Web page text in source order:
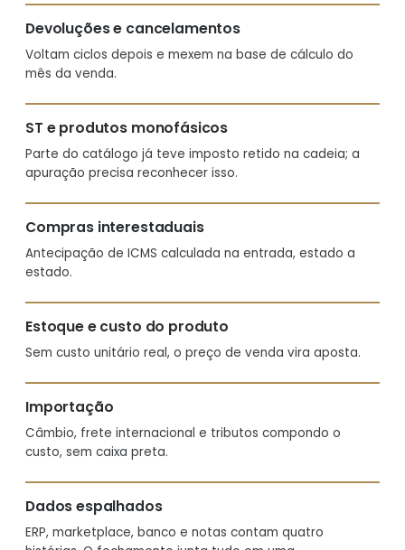
Devoluções e cancelamentos
Voltam ciclos depois e mexem na base de cálculo do
mês da venda.
ST e produtos monofásicos
Parte do catálogo já teve imposto retido na cadeia; a
apuração precisa reconhecer isso.
Compras interestaduais
Antecipação de ICMS calculada na entrada, estado a
estado.
Estoque e custo do produto
Sem custo unitário real, o preço de venda vira aposta.
Importação
Câmbio, frete internacional e tributos compondo o
custo, sem caixa preta.
Dados espalhados
ERP, marketplace, banco e notas contam quatro